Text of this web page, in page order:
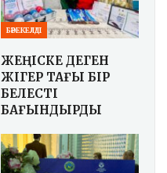
БӘРЕКЕЛДІ
ЖЕҢІСКЕ ДЕГЕН
ЖІГЕР ТАҒЫ БІР
БЕЛЕСТІ
БАҒЫНДЫРДЫ